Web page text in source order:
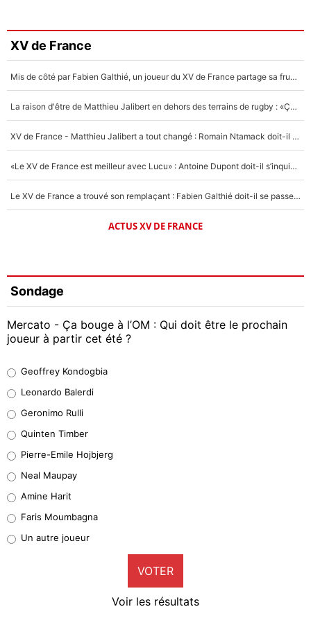
XV de France
Mis de côté par Fabien Galthié, un joueur du XV de France partage sa frustration : «ils ne me l’ont pas dit tout de suite»
La raison d'être de Matthieu Jalibert en dehors des terrains de rugby : «Ça m'atteint autant que si tu touches à un membre de ma famille»
XV de France - Matthieu Jalibert a tout changé : Romain Ntamack doit-il s’inquiéter pour sa place à un an de la Coupe du monde ?
«Le XV de France est meilleur avec Lucu» : Antoine Dupont doit-il s’inquiéter pour sa place ?
Le XV de France a trouvé son remplaçant : Fabien Galthié doit-il se passer d'Antoine Dupont ?
ACTUS XV DE FRANCE
Sondage
Mercato - Ça bouge à l’OM : Qui doit être le prochain
joueur à partir cet été ?
38%
32%
5%
1%
9%
Geoffrey Kondogbia
Leonardo Balerdi
Geronimo Rulli
Quinten Timber
Pierre-Emile Hojbjerg
Neal Maupay
Amine Harit
Faris Moumbagna
Un autre joueur
VOTER
Voir les résultats